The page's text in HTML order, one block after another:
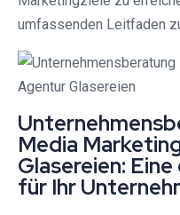
umfassenden Leitfaden
Media
Glasereien:
für Ihr